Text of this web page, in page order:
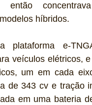
híbridos.
e-
veículos elétricos,
um em cada
de 343 cv e tração
em uma bateria